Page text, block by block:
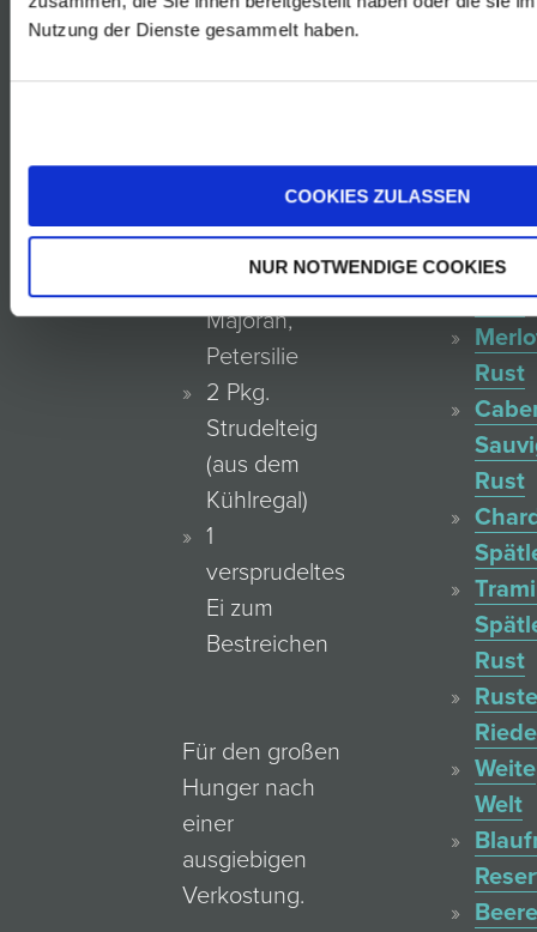
Nutzung der Dienste gesammelt haben.
COOKIES ZULASSEN
NUR NOTWENDIGE COOKIES
1 Semmel
Sauerrahm
2 Eier
Majoran,
Petersilie
2 Pkg.
Strudelteig
(aus dem
Kühlregal)
1
versprudeltes
Ei zum
Bestreichen
Für den großen
Hunger nach
einer
ausgiebigen
Verkostung.
von
Rust
Rust
Rust
Rust
Rust
Weite
Welt